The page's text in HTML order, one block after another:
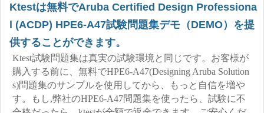
Ktestは無料でAruba Certified Design Professiona
l (ACDP) HPE6-A47試験問題集デモ（DEMO）を提
供することができます。
Ktest試験問題集は真実の試験環境と同じです。お客様が
購入する前に、無料でHPE6-A47(Designing Aruba Solution
s)問題集のサンプルを使用してから、もっと自信を増や
す。もし,弊社のHPE6-A47問題集を使ったら、試験に不